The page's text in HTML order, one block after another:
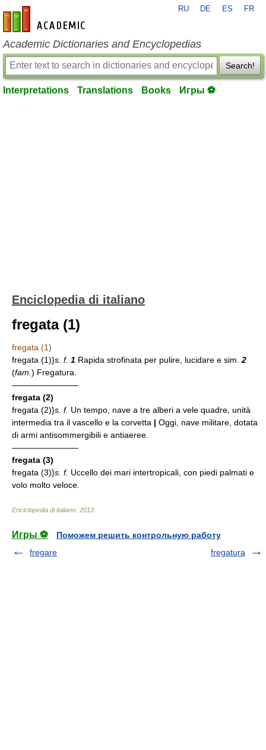
en-academic.com
RU DE ES FR
Academic Dictionaries and Encyclopedias
Search!
Interpretations Translations Books Игры ⚽
Enciclopedia di italiano
fregata (1)
fregata (1)
fregata (1)}s. f. 1 Rapida strofinata per pulire, lucidare e sim. 2
(fam. ) Fregatura.
————————
fregata (2)
fregata (2)}s. f. Un tempo, nave a tre alberi a vele quadre, unità
intermedia tra il vascello e la corvetta | Oggi, nave militare, dotata
di armi antisommergibili e antiaeree.
————————
fregata (3)
fregata (3)}s. f. Uccello dei mari intertropicali, con piedi palmati e
volo molto veloce.
Enciclopedia di italiano 2013
Игры ⚽
Поможем решить контрольную работу
fregare
fregatura